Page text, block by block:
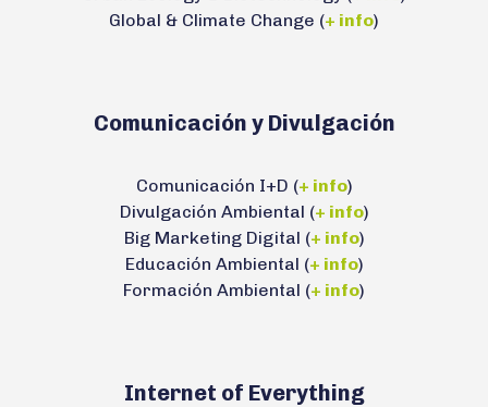
Global & Climate Change (+ info)
Comunicación y Divulgación
Comunicación I+D (+ info)
Divulgación Ambiental (+ info)
Big Marketing Digital (+ info)
Educación Ambiental (+ info)
Formación Ambiental (+ info)
Internet of Everything